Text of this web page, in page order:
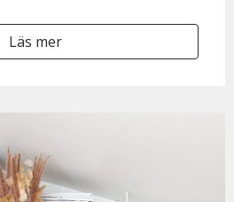
Läs mer